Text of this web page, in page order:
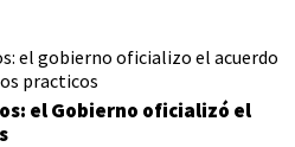
el Gobierno oficializó el